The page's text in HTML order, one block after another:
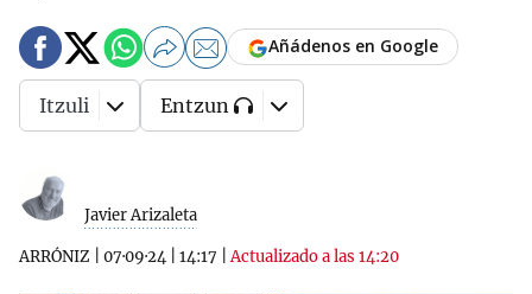
Javier Arizaleta
ARRÓNIZ 07·09·24 14:17 |Actualizado a las 14:20
Añádenos en Google
Itzuli Entzun